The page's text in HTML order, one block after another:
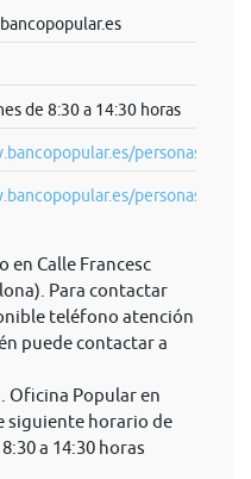
de 8:30 a 14:30 horas
personas
personas
en Calle Francesc
Para contactar
teléfono atención
puede contactar a
. Oficina Popular en
siguiente horario de
a 14:30 horas